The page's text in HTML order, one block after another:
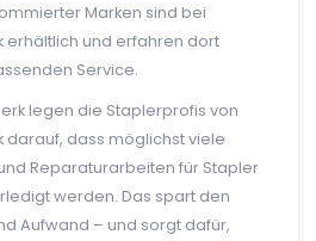
Marken sind bei
erhältlich und erfahren dort
Service.
legen die Staplerprofis von
darauf, dass möglichst viele
Reparaturarbeiten für Stapler
werden. Das spart den
Aufwand – und sorgt dafür,